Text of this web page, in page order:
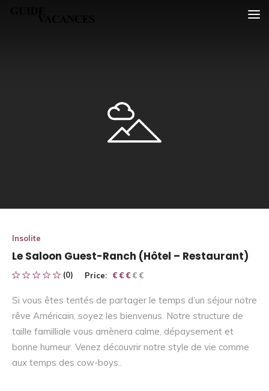
Insolite
Le Saloon Guest-Ranch (Hôtel – Restaurant)
(0) Price: € € € € €
€ € €
Si vous êtes tentés de partager le temps d’un séjour notre
rêve Américain, soyez les bienvenus. Notre structure de
taille familliale vous amènera calme, dépaysement et
bonne humeur. Venez découvrir notre style de vie comme
aux temps des cow-boys..